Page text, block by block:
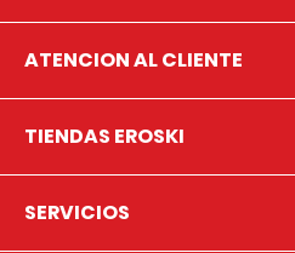
ATENCION AL CLIENTE
TIENDAS EROSKI
SERVICIOS